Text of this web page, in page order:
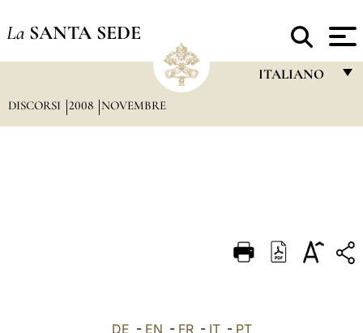
La SANTA SEDE
ITALIANO
DEUTSCH
DISCORSI 2008 NOVEMBRE
DE - EN - FR- IT- PT